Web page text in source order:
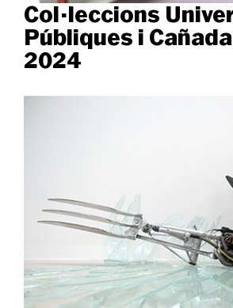
Col·leccions
Públiques i
2024